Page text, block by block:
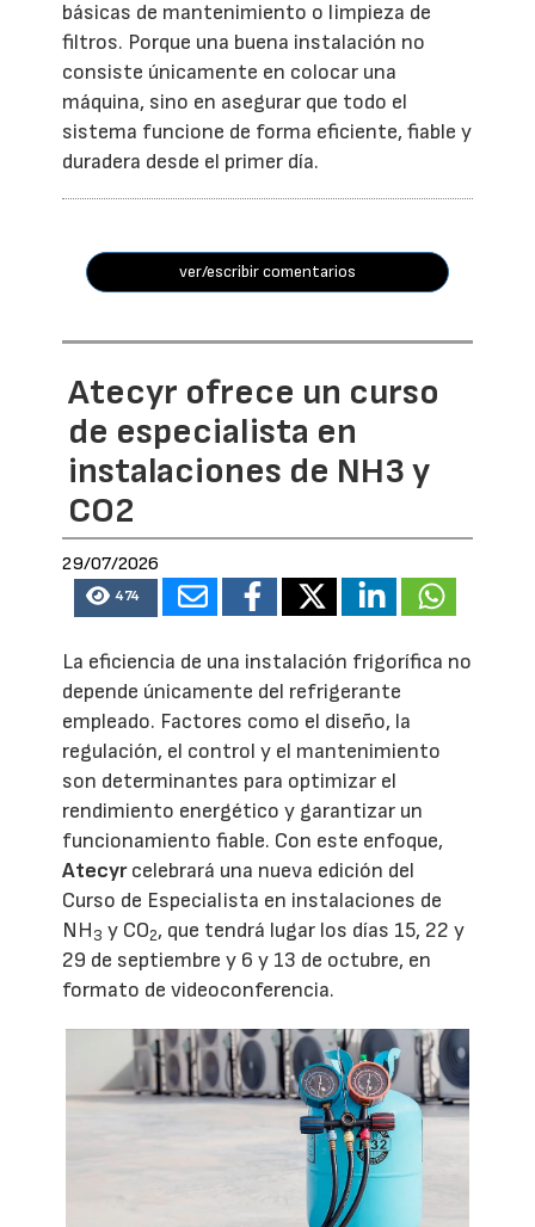
básicas de mantenimiento o limpieza de
filtros. Porque una buena instalación no
consiste únicamente en colocar una
máquina, sino en asegurar que todo el
sistema funcione de forma eficiente, fiable y
duradera desde el primer día.
ver/escribir comentarios
Atecyr ofrece un curso
de especialista en
instalaciones de NH3 y
CO2
29/07/2026
474
La eficiencia de una instalación frigorífica no
depende únicamente del refrigerante
empleado. Factores como el diseño, la
regulación, el control y el mantenimiento
son determinantes para optimizar el
rendimiento energético y garantizar un
funcionamiento fiable. Con este enfoque,
Atecyrcelebrará una nueva edición del
Curso de Especialista en instalaciones de
NH3 y CO2, que tendrá lugar los días 15, 22 y
29 de septiembre y 6 y 13 de octubre, en
formato de videoconferencia.